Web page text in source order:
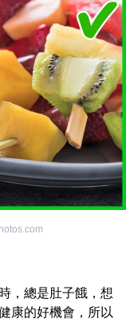
，總是肚子餓，想
康的好機會，所以